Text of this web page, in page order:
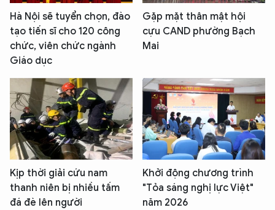
Hà Nội sẽ tuyển chọn, đào
tạo tiến sĩ cho 120 công
chức, viên chức ngành
Giáo dục
Gặp mặt thân mật hội
cựu CAND phường Bạch
Mai
Kịp thời giải cứu nam
thanh niên bị nhiều tấm
đá đè lên người
Khởi động chương trình
"Tỏa sáng nghị lực Việt"
năm 2026